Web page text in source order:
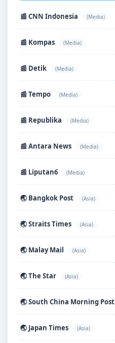
📰 CNN Indonesia (Media)
📰 Kompas (Media)
📰 Detik (Media)
📰 Tempo (Media)
📰 Republika (Media)
📰 Antara News (Media)
📰 Liputan6 (Media)
🌏 Bangkok Post (Asia)
🌏 Straits Times (Asia)
🌏 Malay Mail (Asia)
🌏 The Star (Asia)
🌏 South China Morning Post
🌏 Japan Times (Asia)